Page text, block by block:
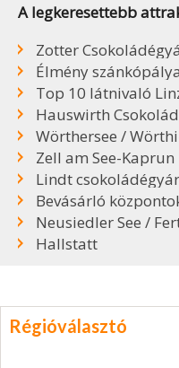
A legkeresettebb
Zotter
Élmény
Top 10 látnivaló
Hauswirth
Wörthersee /
Zell am See-Kaprun
Lindt csokoládégyár
Bevásárló
Neusiedler See /
Hallstatt
Régióválasztó